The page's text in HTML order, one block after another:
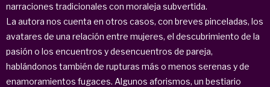
narraciones tradicionales con moraleja subvertida.
La autora nos cuenta en otros casos, con breves pinceladas, los
avatares de una relación entre mujeres, el descubrimiento de la
pasión o los encuentros y desencuentros de pareja,
hablándonos también de rupturas más o menos serenas y de
enamoramientos fugaces. Algunos aforismos, un bestiario